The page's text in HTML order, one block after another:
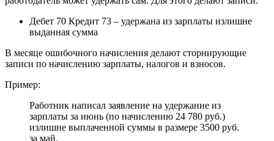
Дебет 70 Кредит 73 – удержана из зарплаты излишне
выданная сумма
В месяце ошибочного начисления делают сторнирующие
записи по начислению зарплаты, налогов и взносов.
Пример:
Работник написал заявление на удержание из
зарплаты за июнь (по начислению 24 780 руб.)
излишне выплаченной суммы в размере 3500 руб.
за май.